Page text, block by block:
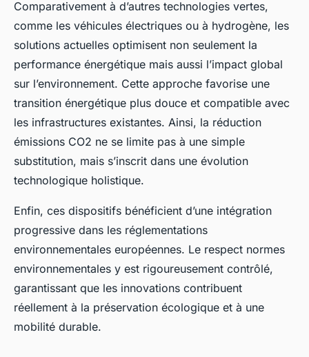
Comparativement à d’autres technologies vertes,
comme les véhicules électriques ou à hydrogène, les
solutions actuelles optimisent non seulement la
performance énergétique mais aussi l’impact global
sur l’environnement. Cette approche favorise une
transition énergétique plus douce et compatible avec
les infrastructures existantes. Ainsi, la réduction
émissions CO2 ne se limite pas à une simple
substitution, mais s’inscrit dans une évolution
technologique holistique.
Enfin, ces dispositifs bénéficient d’une intégration
progressive dans les réglementations
environnementales européennes. Le respect normes
environnementales y est rigoureusement contrôlé,
garantissant que les innovations contribuent
réellement à la préservation écologique et à une
mobilité durable.